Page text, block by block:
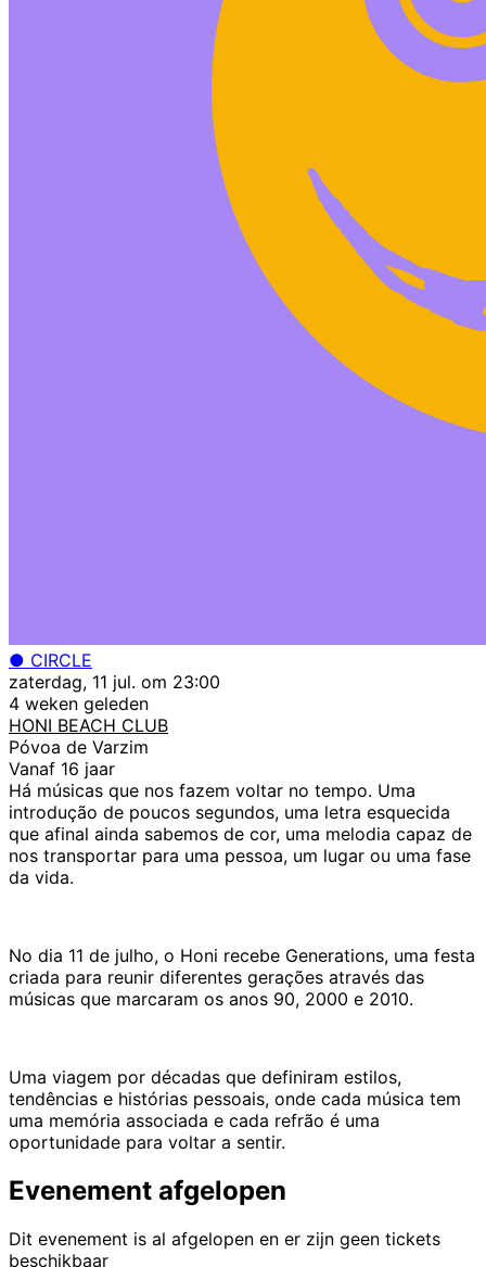
● CIRCLE
zaterdag, 11 jul. om 23:00
4 weken geleden
HONI BEACH CLUB
Póvoa de Varzim
Vanaf 16 jaar
Há músicas que nos fazem voltar no tempo. Uma
introdução de poucos segundos, uma letra esquecida
que afinal ainda sabemos de cor, uma melodia capaz de
nos transportar para uma pessoa, um lugar ou uma fase
da vida.
No dia 11 de julho, o Honi recebe Generations, uma festa
criada para reunir diferentes gerações através das
músicas que marcaram os anos 90, 2000 e 2010.
Uma viagem por décadas que definiram estilos,
tendências e histórias pessoais, onde cada música tem
uma memória associada e cada refrão é uma
oportunidade para voltar a sentir.
Evenement afgelopen
Dit evenement is al afgelopen en er zijn geen tickets
beschikbaar